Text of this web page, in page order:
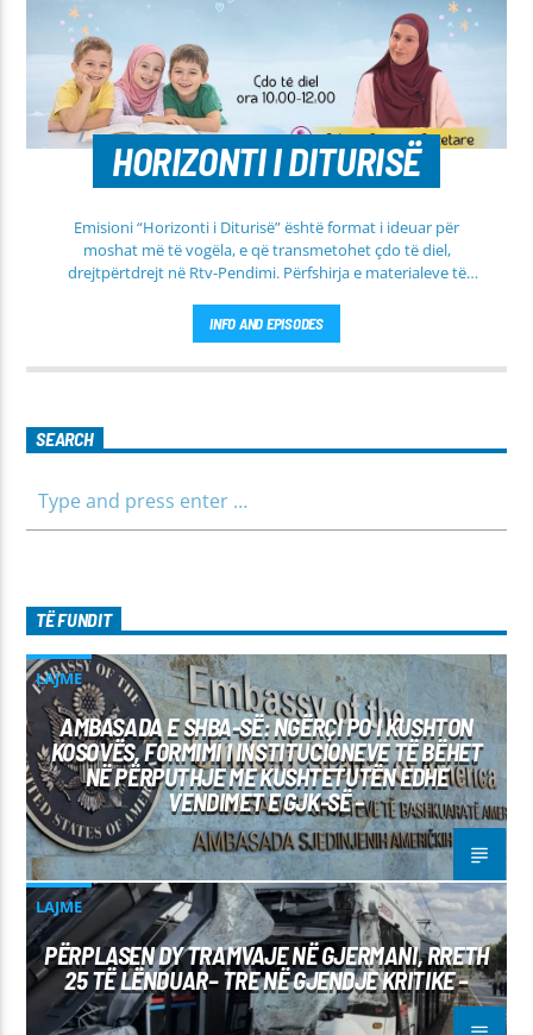
HORIZONTI I DITURISË
Emisioni “Horizonti i Diturisë” është format i ideuar për
moshat më të vogëla, e që transmetohet çdo të diel,
drejtpërtdrejt në Rtv-Pendimi. Përfshirja e materialeve të
rrugën e duhur të besimit Islam, janë pikësynimi kryesor i
të jemi më afër dëgjuesve të rinj, komunikojmë së bashku me
kanë, por edhe përfitimin e njohurive të reja. Çdo të diel, ora
10:00-12:00 Moderatore: Luljeta Beqiri Kontakti: Viber: +383
INFO AND EPISODES
SEARCH
TË FUNDIT
LAJME
AMBASADA E SHBA-SË: NGËRÇI PO I KUSHTON
KOSOVËS, FORMIMI I INSTITUCIONEVE TË BËHET
NË PËRPUTHJE ME KUSHTETUTËN EDHE
VENDIMET E GJK-SË –
LAJME
PËRPLASEN DY TRAMVAJE NË GJERMANI, RRETH
25 TË LËNDUAR– TRE NË GJENDJE KRITIKE –